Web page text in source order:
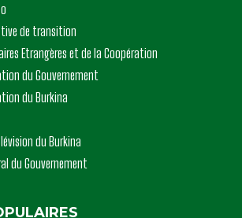
de transition
Etrangères et de la Coopération
du Gouvernement
du Burkina
du Burkina
du Gouvernement